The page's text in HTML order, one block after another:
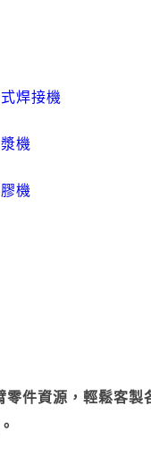
焊接機
機
機
零件資源，輕鬆客製